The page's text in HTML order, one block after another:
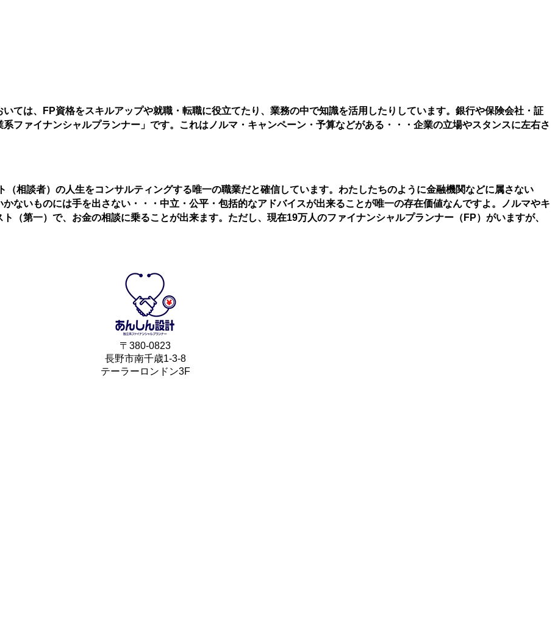
ては、FP資格をスキルアップや就職・転職に役立てたり、業務の中で知識を活用したりしています。銀行や保険会社・証
ファイナンシャルプランナー」です。これはノルマ・キャンペーン・予算などがある・・・企業の立場やスタンスに左右さ
相談者）の人生をコンサルティングする唯一の職業だと確信しています。わたしたちのように金融機関などに属さない
ないものには手を出さない・・・中立・公平・包括的なアドバイスが出来ることが唯一の存在価値なんですよ。ノルマやキ
（第一）で、お金の相談に乗ることが出来ます。ただし、現在19万人のファイナンシャルプランナー（FP）がいますが、
〒380-0823
長野市南千歳1-3-8
テーラーロンドン3F